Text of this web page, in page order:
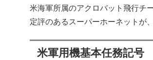
米海軍所属のアクロバット飛行チ
定評のあるスーパーホーネットが
米軍用機基本任務記号